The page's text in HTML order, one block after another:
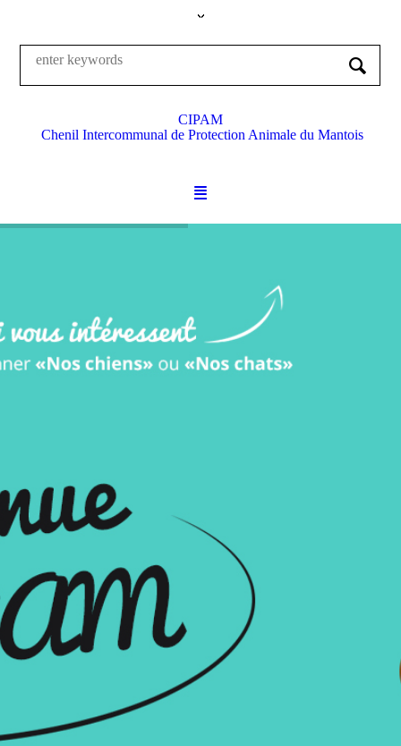
CIPAM
Chenil Intercommunal de Protection Animale du Mantois